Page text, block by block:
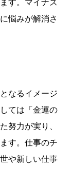
す。マイナス
悩みが解消さ
なるイメージ
ては「金運の
努力が実り、
す。仕事のチ
や新しい仕事